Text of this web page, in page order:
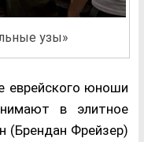
узы»
еврейского юноши
в элитное
(Брендан Фрейзер)